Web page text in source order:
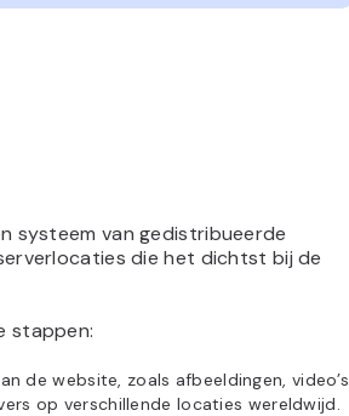
systeem van gedistribueerde
die het dichtst bij de
stappen:
de website, zoals afbeeldingen, video’s
op verschillende locaties wereldwijd.